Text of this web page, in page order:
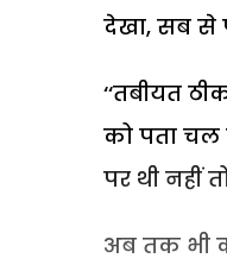
देखा, सब से
‘‘तबीयत
को पता चल
पर थी नहीं
अब तक भी